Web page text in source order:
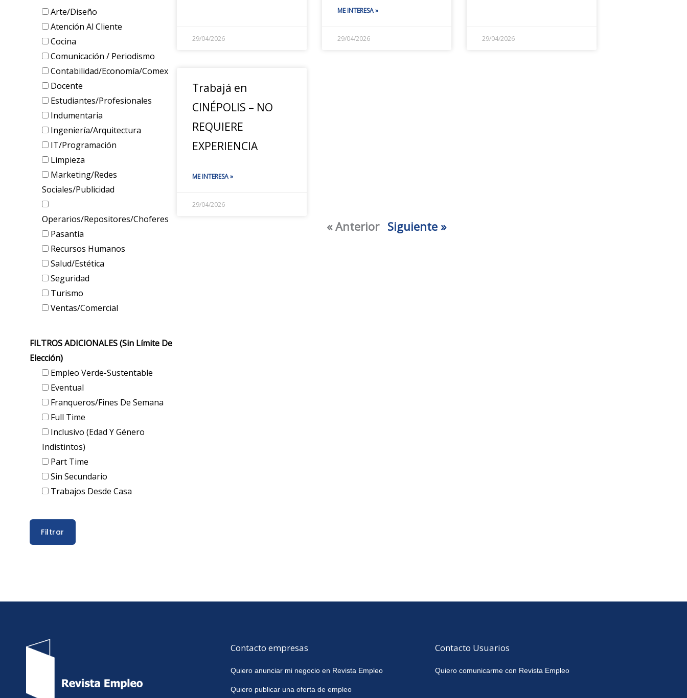
Arte/Diseño
Atención Al Cliente
Cocina
Comunicación / Periodismo
Contabilidad/Economía/Comex
Docente
Estudiantes/Profesionales
Indumentaria
Ingeniería/Arquitectura
IT/Programación
Limpieza
Marketing/Redes
Sociales/Publicidad
Operarios/Repositores/Choferes
Pasantía
Recursos Humanos
Salud/Estética
Seguridad
Turismo
Ventas/Comercial
FILTROS ADICIONALES (sin Límite De
Elección)
Empleo Verde-Sustentable
Eventual
Franqueros/Fines De Semana
Full Time
Inclusivo (edad Y Género
Indistintos)
Part Time
Sin Secundario
Trabajos Desde Casa
29/04/2026
ME INTERESA »
29/04/2026 29/04/2026
Trabajá en
CINÉPOLIS – NO
REQUIERE
EXPERIENCIA
ME INTERESA »
29/04/2026
« Anterior Siguiente »
Contacto empresas
Quiero anunciar mi negocio en Revista Empleo
Quiero publicar una oferta de empleo
Contacto Usuarios
Quiero comunicarme con Revista Empleo